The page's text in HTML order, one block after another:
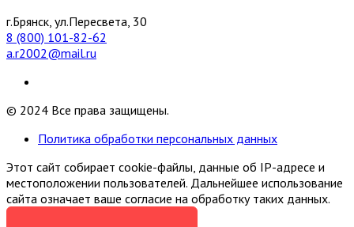
г.Брянск, ул.Пересвета, 30
8 (800) 101-82-62
a.r2002@mail.ru
© 2024 Все права защищены.
Политика обработки персональных данных
Этот сайт собирает cookie-файлы, данные об IP-адресе и
местоположении пользователей. Дальнейшее использование
сайта означает ваше согласие на обработку таких данных.